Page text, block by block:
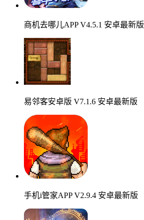
商机去哪儿APP V4.5.1 安卓最新版
易邻客安卓版 V7.1.6 安卓最新版
手机i管家APP V2.9.4 安卓最新版